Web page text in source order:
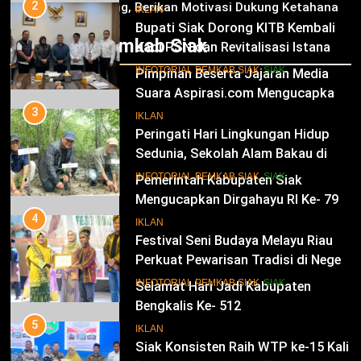
IKLAN
12
Pimpinan Beserta Jajaran Media
Suara Aspirasi.com Mengucapkan
Selamat HUT RI Ke-79
IKLAN
13
Pemerintah Kabupaten Siak
Mengucapkan Dirgahayu RI Ke- 79
IKLAN
14
Selamat Hari Jadi Kabupaten
Bengkalis Ke- 512
IKLAN
Jagung, Berikan Motivasi Dukung Ketahanan
Pangan Nasional
Infotorial Pemkab Siak
Bupati Siak Dorong KITB Kembali
Jadi PSN dan Revitalisasi Istana
Kesultanan Siak
INFOTORIAL PEMKAB SIAK SIAK
Peringati Hari Lingkungan Hidup
Sedunia, Sekolah Alam Bakau di
Siak Cetak Generasi Penjaga
Pesisir
INFOTORIAL PEMKAB SIAK SIAK
Festival Seni Budaya Melayu Riau
Perkuat Pewarisan Tradisi di Negeri
Istana
INFOTORIAL PEMKAB SIAK SIAK
Siak Konsisten Raih WTP ke-15 Kali
Berturut, Bupati Afni Tekankan